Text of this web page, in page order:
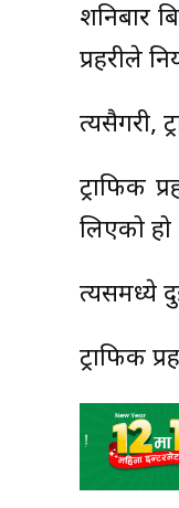
शनिबार
प्रहरीले
त्यसैगरी,
ट्राफिक
लिएको हो
त्यसमध्ये
ट्राफिक